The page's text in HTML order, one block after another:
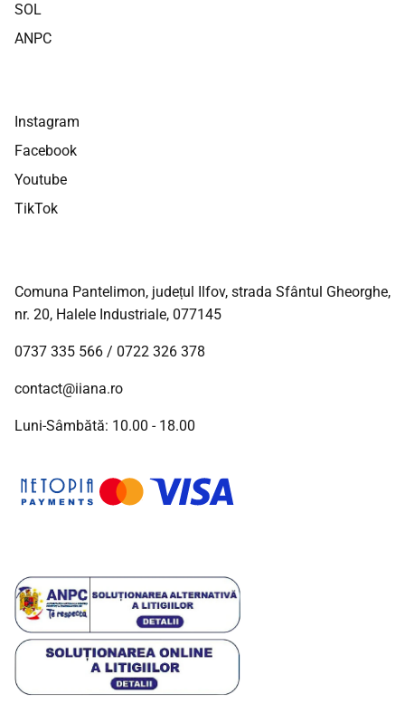
SOL
ANPC
Instagram
Facebook
Youtube
TikTok
Comuna Pantelimon, județul Ilfov, strada Sfântul Gheorghe,
nr. 20, Halele Industriale, 077145
0737 335 566 / 0722 326 378
contact@iiana.ro
Luni-Sâmbătă: 10.00 - 18.00